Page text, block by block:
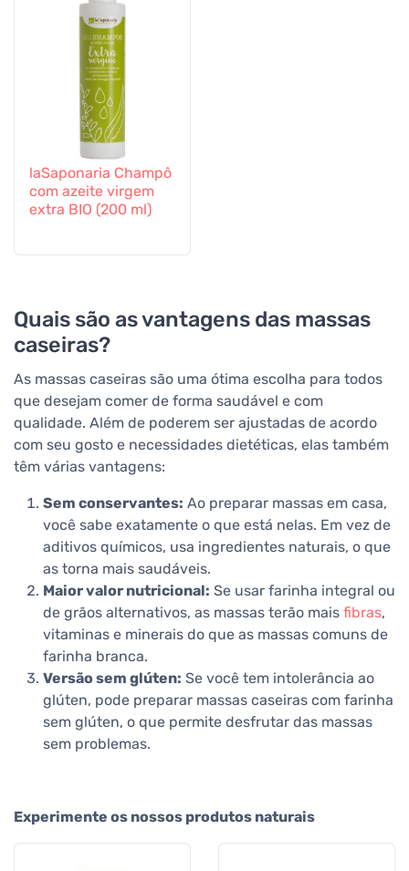
laSaponaria Champô
com azeite virgem
extra BIO (200 ml)
Quais são as vantagens das massas
caseiras?
As massas caseiras são uma ótima escolha para todos
que desejam comer de forma saudável e com
qualidade. Além de poderem ser ajustadas de acordo
com seu gosto e necessidades dietéticas, elas também
têm várias vantagens:
Sem conservantes: Ao preparar massas em casa,
você sabe exatamente o que está nelas. Em vez de
aditivos químicos, usa ingredientes naturais, o que
as torna mais saudáveis.
Maior valor nutricional: Se usar farinha integral ou
de grãos alternativos, as massas terão mais fibras,
vitaminas e minerais do que as massas comuns de
farinha branca.
Versão sem glúten: Se você tem intolerância ao
glúten, pode preparar massas caseiras com farinha
sem glúten, o que permite desfrutar das massas
sem problemas.
Experimente os nossos produtos naturais